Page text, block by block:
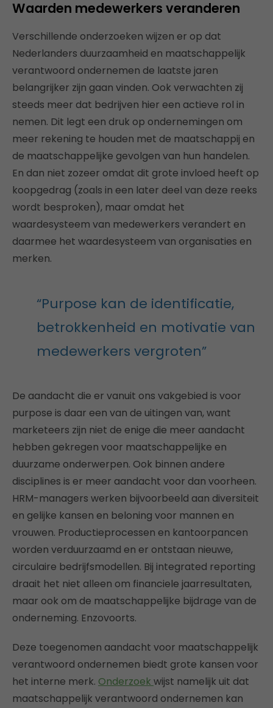
Waarden medewerkers veranderen
Verschillende onderzoeken wijzen er op dat
Nederlanders duurzaamheid en maatschappelijk
verantwoord ondernemen de laatste jaren
belangrijker zijn gaan vinden. Ook verwachten zij
steeds meer dat bedrijven hier een actieve rol in
nemen. Dit legt een druk op ondernemingen om
meer rekening te houden met de maatschappij en
de maatschappelijke gevolgen van hun handelen.
En dan niet zozeer omdat dit grote invloed heeft op
koopgedrag (zoals in een later deel van deze reeks
wordt besproken), maar omdat het
waardesysteem van medewerkers verandert en
daarmee het waardesysteem van organisaties en
merken.
“Purpose kan de identificatie,
betrokkenheid en motivatie van
medewerkers vergroten”
De aandacht die er vanuit ons vakgebied is voor
purpose is daar een van de uitingen van, want
marketeers zijn niet de enige die meer aandacht
hebben gekregen voor maatschappelijke en
duurzame onderwerpen. Ook binnen andere
disciplines is er meer aandacht voor dan voorheen.
HRM-managers werken bijvoorbeeld aan diversiteit
en gelijke kansen en beloning voor mannen en
vrouwen. Productieprocessen en kantoorpancen
worden verduurzaamd en er ontstaan nieuwe,
circulaire bedrijfsmodellen. Bij integrated reporting
draait het niet alleen om financiele jaarresultaten,
maar ook om de maatschappelijke bijdrage van de
onderneming. Enzovoorts.
Deze toegenomen aandacht voor maatschappelijk
verantwoord ondernemen biedt grote kansen voor
het interne merk. Onderzoek wijst namelijk uit dat
maatschappelijk verantwoord ondernemen kan